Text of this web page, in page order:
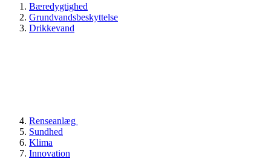
Bæredygtighed
Grundvandsbeskyttelse
Drikkevand
Renseanlæg
Sundhed
Klima
Innovation